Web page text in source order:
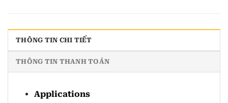
THÔNG TIN CHI TIẾT
THÔNG TIN THANH TOÁN
Applications